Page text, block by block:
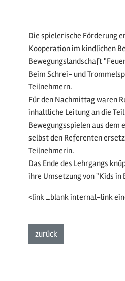
Die spielerische Förderung
Kooperation im kindlichen
Bewegungslandschaft
Beim Schrei- und
Teilnehmern.
Für den Nachmittag waren
inhaltliche Leitung an die
Bewegungsspielen aus dem
selbst den Referenten
Teilnehmerin.
Das Ende des Lehrgangs
ihre Umsetzung von "Kids
<link _blank internal-link
zurück